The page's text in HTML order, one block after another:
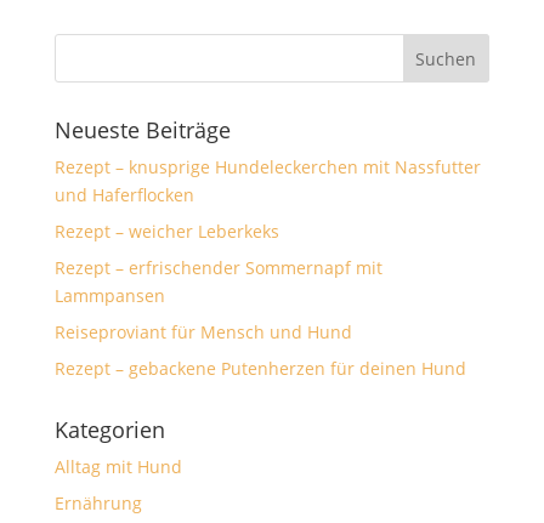
Neueste Beiträge
Rezept – knusprige Hundeleckerchen mit Nassfutter
und Haferflocken
Rezept – weicher Leberkeks
Rezept – erfrischender Sommernapf mit
Lammpansen
Reiseproviant für Mensch und Hund
Rezept – gebackene Putenherzen für deinen Hund
Kategorien
Alltag mit Hund
Ernährung